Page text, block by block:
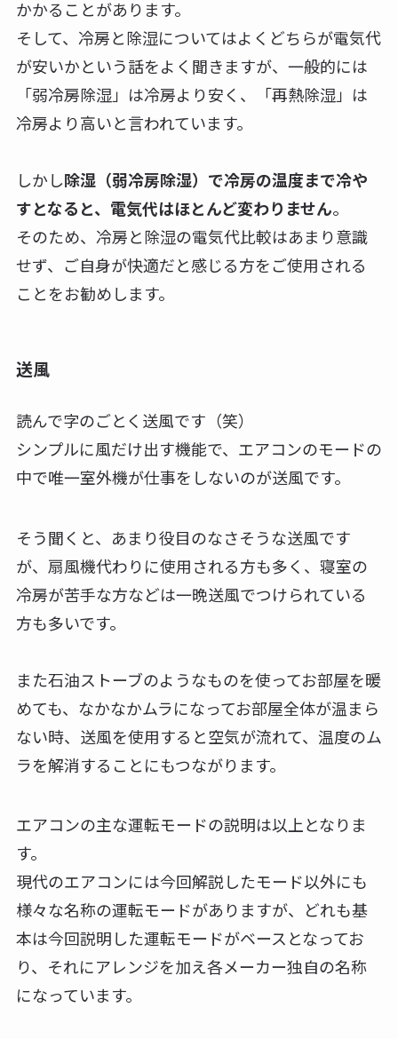
かかることがあります。
そして、冷房と除湿についてはよくどちらが電気代
が安いかという話をよく聞きますが、一般的には
「弱冷房除湿」は冷房より安く、「再熱除湿」は
冷房より高いと言われています。
しかし除湿（弱冷房除湿）で冷房の温度まで冷や
すとなると、電気代はほとんど変わりません。
そのため、冷房と除湿の電気代比較はあまり意識
せず、ご自身が快適だと感じる方をご使用される
ことをお勧めします。
送風
読んで字のごとく送風です（笑）
シンプルに風だけ出す機能で、エアコンのモードの
中で唯一室外機が仕事をしないのが送風です。
そう聞くと、あまり役目のなさそうな送風です
が、扇風機代わりに使用される方も多く、寝室の
冷房が苦手な方などは一晩送風でつけられている
方も多いです。
また石油ストーブのようなものを使ってお部屋を暖
めても、なかなかムラになってお部屋全体が温まら
ない時、送風を使用すると空気が流れて、温度のム
ラを解消することにもつながります。
エアコンの主な運転モードの説明は以上となりま
す。
現代のエアコンには今回解説したモード以外にも
様々な名称の運転モードがありますが、どれも基
本は今回説明した運転モードがベースとなってお
り、それにアレンジを加え各メーカー独自の名称
になっています。